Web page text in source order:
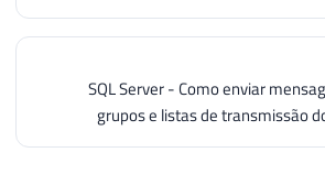
SQL Server - Como enviar
grupos e listas de transmissão